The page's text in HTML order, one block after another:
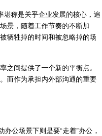
称是关乎企业发展的核心，追
景，随着工作节奏的不断加
牺牲掉的时间和被忽略掉的场
间提供了一个新的平衡点。
而作为承担内外部沟通的重要
公场景下则是要“走着”办公，